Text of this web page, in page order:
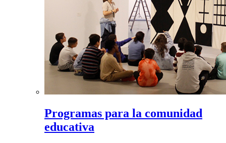
Programas para la comunidad
educativa